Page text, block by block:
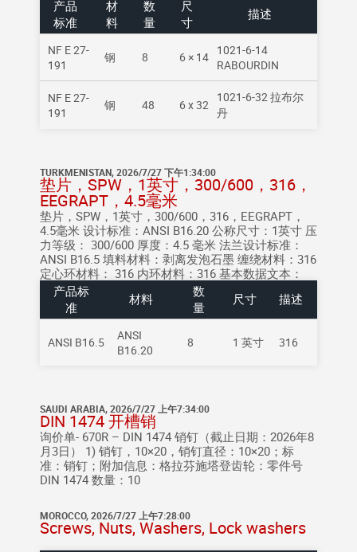
产品
标准
材
料
数
量
尺
寸
描述
NF E 27-
191
钢 8 6 × 14 1021-6-14
RABOURDIN
NF E 27-
191
钢 48 6 x 32
1021-6-32 拉布尔
丹
TURKMENISTAN, 2026/7/27 下午1:34:00
垫片，SPW，1英寸，300/600，316，
EEGRAPT，4.5毫米
垫片，SPW，1英寸，300/600，316，EEGRAPT，
4.5毫米 设计标准：ANSI B16.20 公称尺寸：1英寸 压
力等级： 300/600 厚度：4.5 毫米 法兰设计标准：
ANSI B16.5 填料材料：剥离发泡石墨 缠绕材料：316
定心环材料： 316 内环材料：316 基本数据文本：
产品标
准
材料
数
量
尺寸 描述
ANSI B16.5
ANSI
B16.20
8 1 英寸 316
SAUDI ARABIA, 2026/7/27 上午7:34:00
DIN 1474 开槽销
询价单- 670R – DIN 1474 销钉（截止日期：2026年8
月3日） 1) 销钉，10×20，销钉直径：10×20；标
准：销钉；附加信息：格拉芬施塔登齿轮：零件号
DIN 1474 数量：10
MOROCCO, 2026/7/27 上午7:28:00
Screws, Nuts, Washers, Lock washers